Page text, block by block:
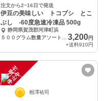
注文から2~16日で発送
伊豆の美味しい トコブシ とこ
ぶし -60度急速冷凍品 500g
静岡県賀茂郡河津町浜
3,200円
+送料910円
注
文
受
付
停
止
中
相澤祐司